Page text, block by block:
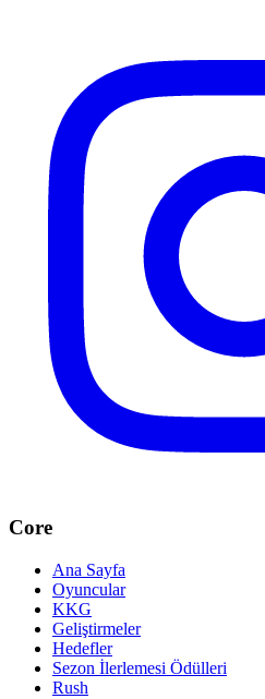
Core
Ana Sayfa
Oyuncular
KKG
Geliştirmeler
Hedefler
Sezon İlerlemesi Ödülleri
Rush